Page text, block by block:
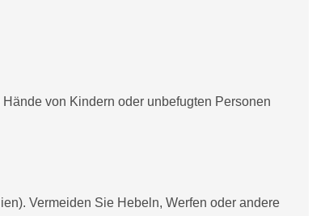
von Kindern oder unbefugten Personen
Vermeiden Sie Hebeln, Werfen oder andere